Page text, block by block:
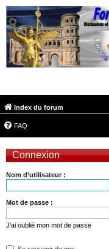
Index du forum
FAQ
Connexion
Nom d’utilisateur :
Mot de passe :
J’ai oublié mon mot de passe